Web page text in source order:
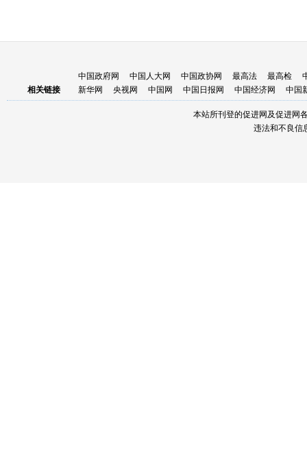
相关链接
中国政府网 中国人大网 中国政协网 最高法 最高检
新华网
央视网 中国网 中国日报网 中国经济网 中国
本站所刊登的促进网及促进网
违法和不良信